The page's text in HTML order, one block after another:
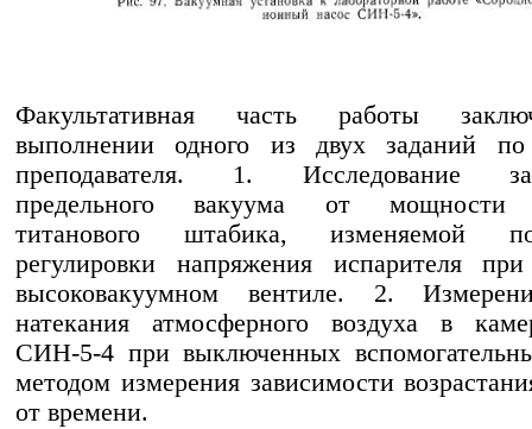
Факультативная часть работы
выполнении одного из двух заданий по
преподавателя. 1. Исследование
предельного вакуума от мощности
титанового штабика, изменяемой
регулировки напряжения испарителя
высоковакуумном вентиле. 2.
натекания атмосферного воздуха в
СИН-5-4 при выключенных
методом измерения зависимости
от времени.